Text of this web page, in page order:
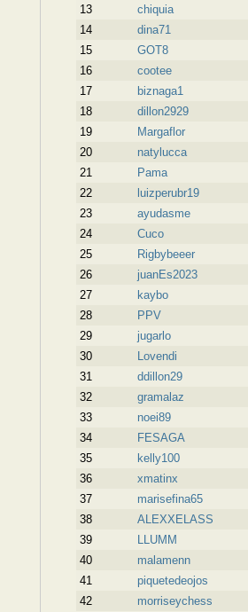
13
chiquia
14
dina71
15
GOT8
16
cootee
17
biznaga1
18
dillon2929
19
Margaflor
20
natylucca
21
Pama
22
luizperubr19
23
ayudasme
24
Cuco
25
Rigbybeeer
26
juanEs2023
27
kaybo
28
PPV
29
jugarlo
30
Lovendi
31
ddillon29
32
gramalaz
33
noei89
34
FESAGA
35
kelly100
36
xmatinx
37
marisefina65
38
ALEXXELASS
39
LLUMM
40
malamenn
41
piquetedeojos
42
morriseychess